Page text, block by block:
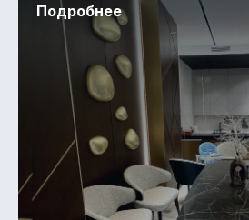
Подробнее